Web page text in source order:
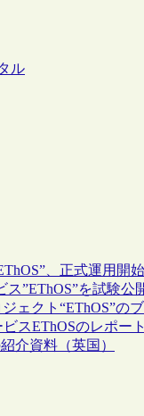
ル
、正式運用開始
”EThOS”を試験
ェクト“EThOS”の
スEThOSのレポート
介資料（英国）